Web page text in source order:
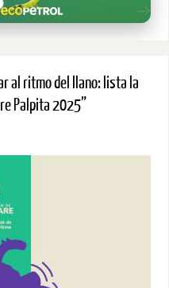
al ritmo del llano: lista la
Palpita 2025”